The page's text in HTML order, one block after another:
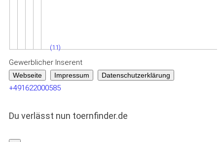
(11)
Gewerblicher Inserent
Webseite Impressum Datenschutzerklärung
+491622000585
Du verlässt nun toernfinder.de